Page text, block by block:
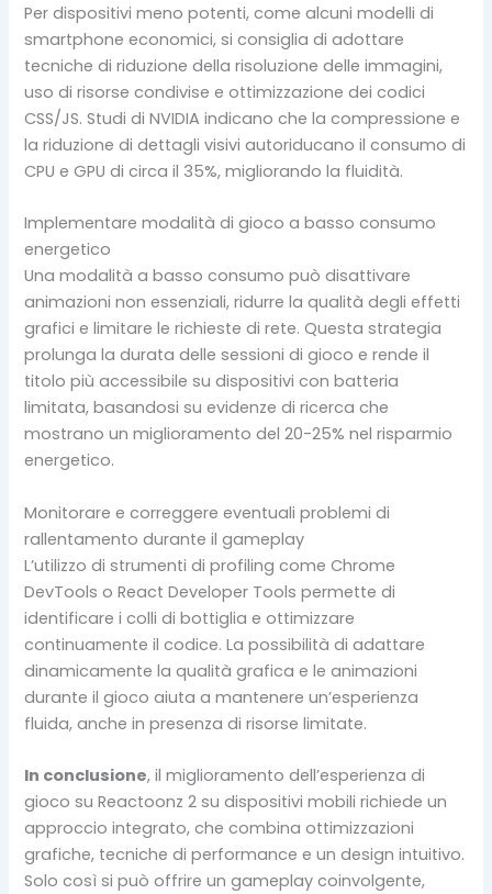
Per dispositivi meno potenti, come alcuni modelli di
smartphone economici, si consiglia di adottare
tecniche di riduzione della risoluzione delle immagini,
uso di risorse condivise e ottimizzazione dei codici
CSS/JS. Studi di NVIDIA indicano che la compressione e
la riduzione di dettagli visivi autoriducano il consumo di
CPU e GPU di circa il 35%, migliorando la fluidità.
Implementare modalità di gioco a basso consumo
energetico
Una modalità a basso consumo può disattivare
animazioni non essenziali, ridurre la qualità degli effetti
grafici e limitare le richieste di rete. Questa strategia
prolunga la durata delle sessioni di gioco e rende il
titolo più accessibile su dispositivi con batteria
limitata, basandosi su evidenze di ricerca che
mostrano un miglioramento del 20-25% nel risparmio
energetico.
Monitorare e correggere eventuali problemi di
rallentamento durante il gameplay
L’utilizzo di strumenti di profiling come Chrome
DevTools o React Developer Tools permette di
identificare i colli di bottiglia e ottimizzare
continuamente il codice. La possibilità di adattare
dinamicamente la qualità grafica e le animazioni
durante il gioco aiuta a mantenere un’esperienza
fluida, anche in presenza di risorse limitate.
In conclusione, il miglioramento dell’esperienza di
gioco su Reactoonz 2 su dispositivi mobili richiede un
approccio integrato, che combina ottimizzazioni
grafiche, tecniche di performance e un design intuitivo.
Solo così si può offrire un gameplay coinvolgente,